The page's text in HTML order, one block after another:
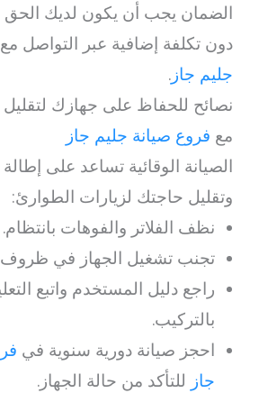
الضمان يجب أن يكون لديك الحق
دون تكلفة إضافية عبر التواصل مع
جليم جاز.
نصائح للحفاظ على جهازك لتقليل
مع فروع صيانة جليم جاز
الصيانة الوقائية تساعد على
وتقليل حاجتك لزيارات الطوارئ:
نظف الفلاتر والفوهات بانتظام.
تجنب تشغيل الجهاز في ظروف
راجع دليل المستخدم واتبع
بالتركيب.
احجز صيانة دورية سنوية في
جاز للتأكد من حالة الجهاز.